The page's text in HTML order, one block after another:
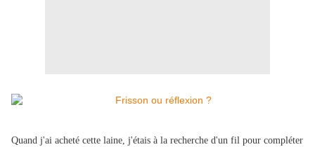
Quand j'ai acheté cette laine, j'étais à la recherche d'un fil pour compléter